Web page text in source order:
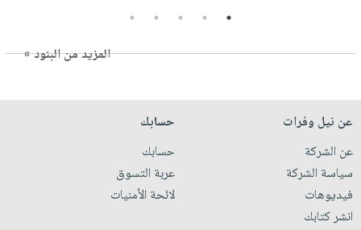
1
2
3
4
5
المزيد من البنود »
عن نيل وفرات
عن الشركة
سياسة الشركة
فيديوهات
انشر كتابك
حسابك
حسابك
عربة التسوق
لائحة الأمنيات